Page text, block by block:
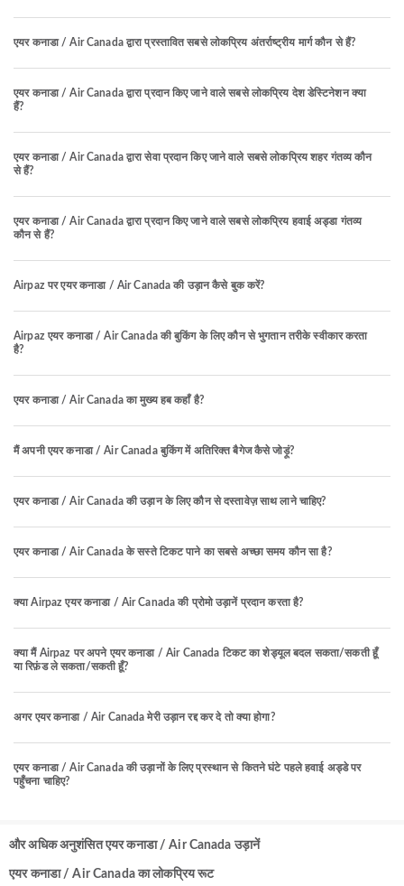
एयर कनाडा / Air Canada द्वारा प्रस्तावित सबसे लोकप्रिय अंतर्राष्ट्रीय मार्ग कौन से हैं?
एयर कनाडा / Air Canada द्वारा प्रदान किए जाने वाले सबसे लोकप्रिय देश डेस्टिनेशन क्या
हैं?
एयर कनाडा / Air Canada द्वारा सेवा प्रदान किए जाने वाले सबसे लोकप्रिय शहर गंतव्य कौन
से हैं?
एयर कनाडा / Air Canada द्वारा प्रदान किए जाने वाले सबसे लोकप्रिय हवाई अड्डा गंतव्य
कौन से हैं?
Airpaz पर एयर कनाडा / Air Canada की उड़ान कैसे बुक करें?
Airpaz एयर कनाडा / Air Canada की बुकिंग के लिए कौन से भुगतान तरीके स्वीकार करता
है?
एयर कनाडा / Air Canada का मुख्य हब कहाँ है?
मैं अपनी एयर कनाडा / Air Canada बुकिंग में अतिरिक्त बैगेज कैसे जोड़ूं?
एयर कनाडा / Air Canada की उड़ान के लिए कौन से दस्तावेज़ साथ लाने चाहिए?
एयर कनाडा / Air Canada के सस्ते टिकट पाने का सबसे अच्छा समय कौन सा है?
क्या Airpaz एयर कनाडा / Air Canada की प्रोमो उड़ानें प्रदान करता है?
क्या मैं Airpaz पर अपने एयर कनाडा / Air Canada टिकट का शेड्यूल बदल सकता/सकती हूँ
या रिफ़ंड ले सकता/सकती हूँ?
अगर एयर कनाडा / Air Canada मेरी उड़ान रद्द कर दे तो क्या होगा?
एयर कनाडा / Air Canada की उड़ानों के लिए प्रस्थान से कितने घंटे पहले हवाई अड्डे पर
पहुँचना चाहिए?
और अधिक अनुशंसित एयर कनाडा / Air Canada उड़ानें
एयर कनाडा / Air Canada का लोकप्रिय रूट